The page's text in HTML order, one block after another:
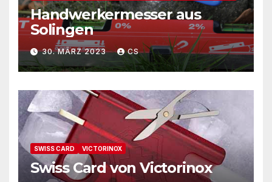
Handwerkermesser aus
Solingen
30. MÄRZ 2023 CS
SWISS CARD VICTORINOX
Swiss Card von Victorinox